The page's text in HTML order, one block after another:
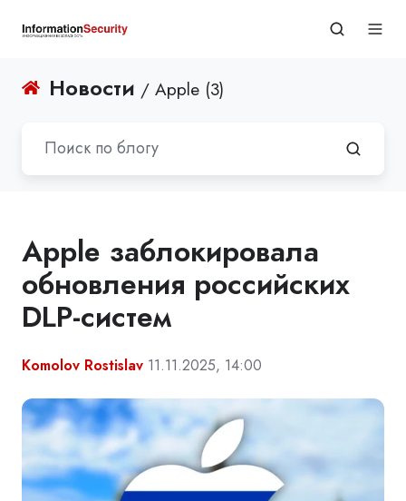
Новости / Apple (3)
Apple заблокировала
обновления российских
DLP-систем
Komolov Rostislav 11.11.2025, 14:00